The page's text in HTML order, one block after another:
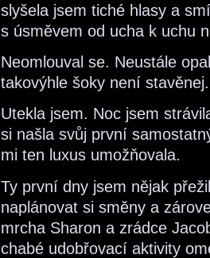
slyšela jsem tiché hlasy a
s úsměvem od ucha k uchu
Neomlouval se. Neustále
takovýhle šoky není stavěnej.
Utekla jsem. Noc jsem
si našla svůj první
mi ten luxus umožňovala.
Ty první dny jsem nějak
naplánovat si směny a
mrcha Sharon a zrádce
chabé udobřovací aktivity